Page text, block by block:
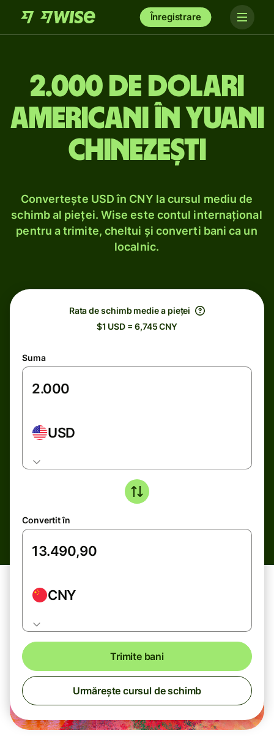
Înregistrare
2.000 de dolari
americani în yuani
chinezești
Convertește USD în CNY la cursul mediu de
schimb al pieței. Wise este contul internațional
pentru a trimite, cheltui și converti bani ca un
localnic.
Rata de schimb medie a pieței
$1 USD = 6,745 CNY
Suma
USD
Convertit în
CNY
Trimite bani
Urmărește cursul de schimb